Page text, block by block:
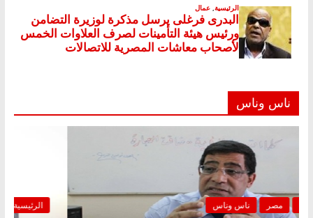
ناس وناس
الرئيسية مصر ناس وناس